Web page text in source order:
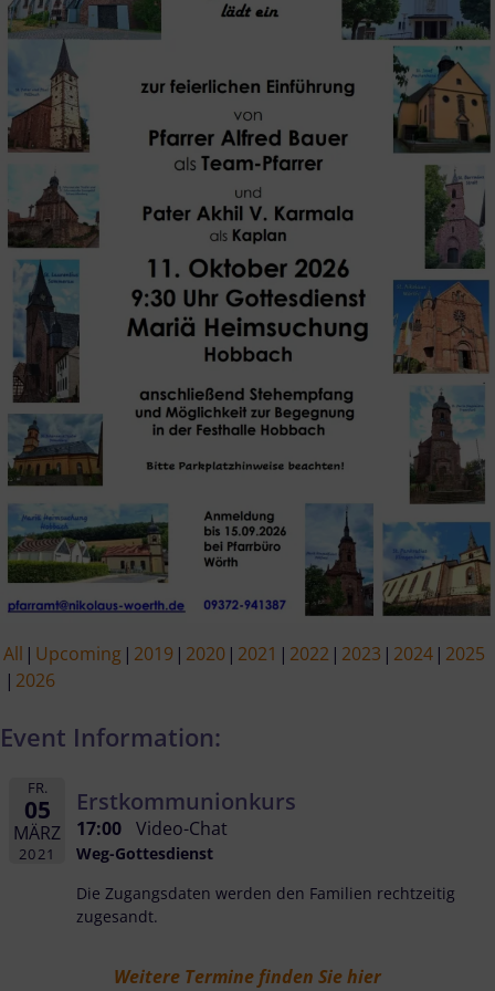
All Upcoming 2019 2020 2021 2022 2023 2024 2025
2026
Event Information:
FR.
05
MÄRZ
2021
Erstkommunionkurs
17:00 Video-Chat
Weg-Gottesdienst
Die Zugangsdaten werden den Familien rechtzeitig
zugesandt.
Weitere Termine finden Sie hier